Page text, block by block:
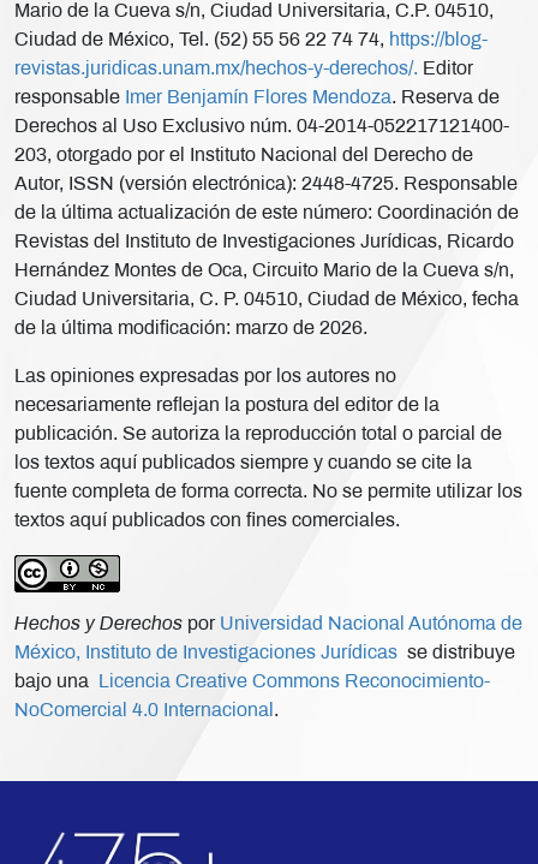
Mario de la Cueva s/n, Ciudad Universitaria, C.P. 04510,
Ciudad de México, Tel. (52) 55 56 22 74 74, https://blog-
revistas.juridicas.unam.mx/hechos-y-derechos/. Editor
responsable Imer Benjamín Flores Mendoza. Reserva de
Derechos al Uso Exclusivo núm. 04-2014-052217121400-
203, otorgado por el Instituto Nacional del Derecho de
Autor, ISSN (versión electrónica): 2448-4725. Responsable
de la última actualización de este número: Coordinación de
Revistas del Instituto de Investigaciones Jurídicas, Ricardo
Hernández Montes de Oca, Circuito Mario de la Cueva s/n,
Ciudad Universitaria, C. P. 04510, Ciudad de México, fecha
de la última modificación: marzo de 2026.
Las opiniones expresadas por los autores no
necesariamente reflejan la postura del editor de la
publicación. Se autoriza la reproducción total o parcial de
los textos aquí publicados siempre y cuando se cite la
fuente completa de forma correcta. No se permite utilizar los
textos aquí publicados con fines comerciales.
Hechos y Derechos por Universidad Nacional Autónoma de
México, Instituto de Investigaciones Jurídicas se distribuye
bajo una
Licencia Creative Commons Reconocimiento-
NoComercial 4.0 Internacional .